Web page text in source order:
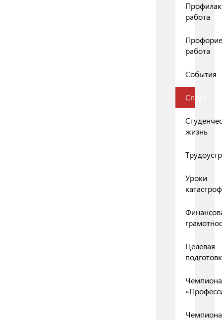
работа
работа
События
Спорт
жизнь
Уроки
Целевая